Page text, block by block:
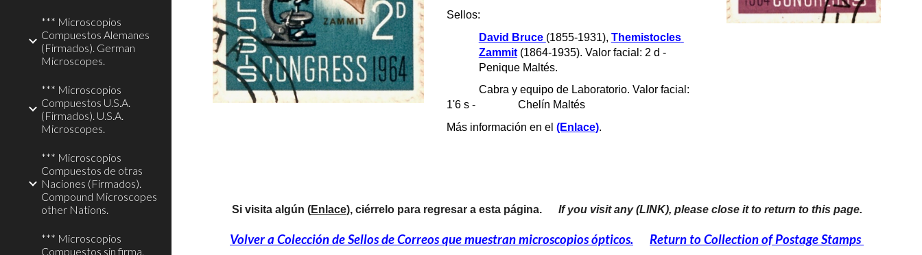
*** Microscopios
Compuestos Alemanes
(Firmados). German
Microscopes.
*** Microscopios
Compuestos U.S.A.
(Firmados). U.S.A.
Microscopes.
*** Microscopios
Compuestos de otras
Naciones (Firmados).
Compound Microscopes
other Nations.
*** Microscopios
Compuestos sin firma.
Sellos:
David Bruce (1855-1931), Themistocles
Zammit (1864-1935). Valor facial: 2 d -
Penique Maltés.
Cabra y equipo de Laboratorio. Valor facial:
1'6 s -
  Chelín Maltés
Más información en el (Enlace).
Si visita algún (Enlace), ciérrelo para regresar a esta página. If you visit any (LINK), please close it to return to this page.
Volver a Colección de Sellos de Correos que muestran microscopios ópticos.
Return to Collection of Postage Stamps